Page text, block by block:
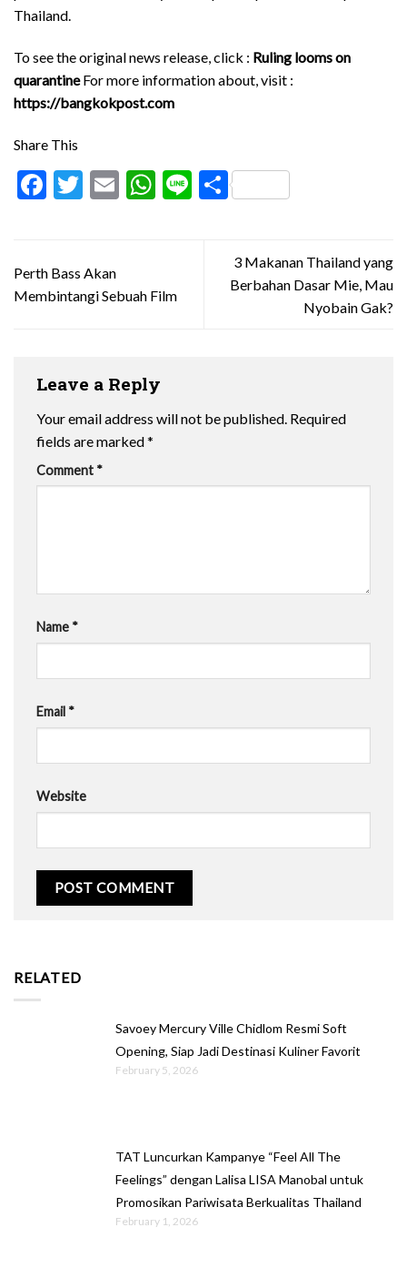
Thailand.
To see the original news release, click : Ruling looms on
quarantineFor more information about, visit :
https://bangkokpost.com
Share This
Facebook
Twitter
EmailWhatsApp
LineShare
Perth Bass Akan
Membintangi Sebuah Film
3 Makanan Thailand yang
Berbahan Dasar Mie, Mau
Nyobain Gak?
Leave a Reply
Your email address will not be published. Required
fields are marked*
Comment *
Name *
Email *
Website
RELATED
Savoey Mercury Ville Chidlom Resmi Soft
Opening, Siap Jadi Destinasi Kuliner Favorit
February 5, 2026
TAT Luncurkan Kampanye “Feel All The
Feelings” dengan Lalisa LISA Manobal untuk
Promosikan Pariwisata Berkualitas Thailand
February 1, 2026